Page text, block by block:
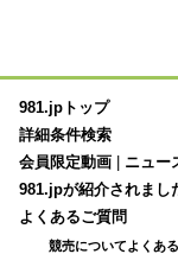
981.jpトップ
詳細条件検索
会員限定動画
ニュー
981.jpが紹介されまし
よくあるご質問
競売についてよくあ